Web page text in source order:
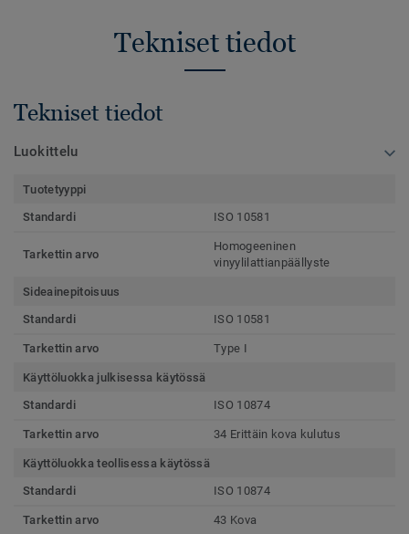
Tekniset tiedot
Tekniset tiedot
Luokittelu
Tuotetyyppi
Standardi
ISO 10581
Tarkettin arvo
Homogeeninen
vinyylilattianpäällyste
Sideainepitoisuus
Standardi
ISO 10581
Tarkettin arvo Type I
Käyttöluokka julkisessa käytössä
Standardi
ISO 10874
Tarkettin arvo 34 Erittäin kova kulutus
Käyttöluokka teollisessa käytössä
Standardi
ISO 10874
Tarkettin arvo 43 Kova